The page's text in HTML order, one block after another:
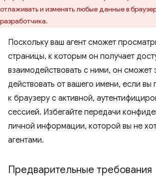
отлаживать и изменять любые данные в
разработчика.
Поскольку ваш агент сможет
страницы, к которым он получает
взаимодействовать с ними, он сможет
действовать от вашего имени, если вы
к браузеру с активной,
сессией. Избегайте передачи
личной информации, которой вы не
агентами.
Предварительные требования